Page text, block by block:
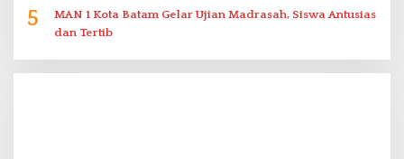
5
MAN 1 Kota Batam Gelar Ujian Madrasah, Siswa Antusias
dan Tertib